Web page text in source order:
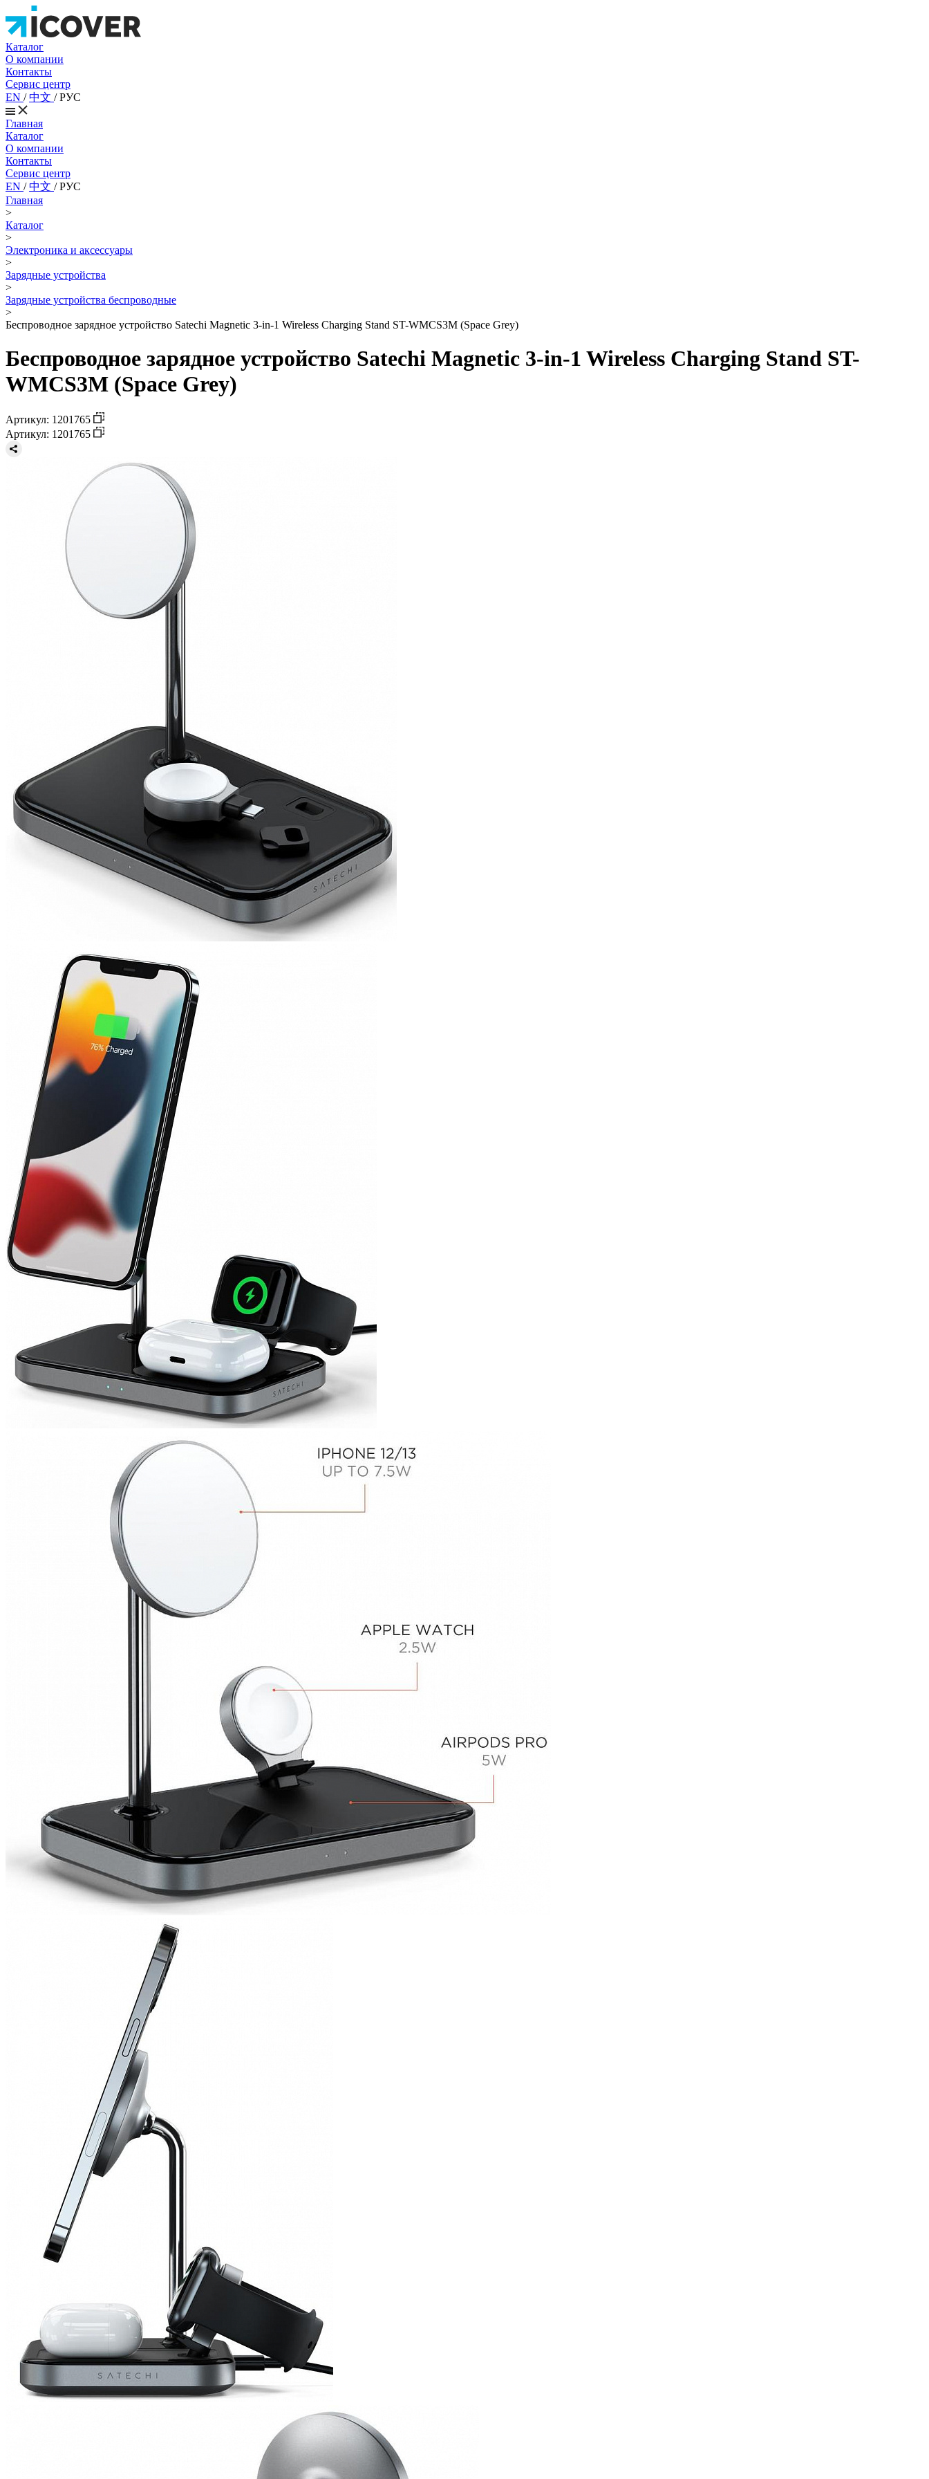
Каталог
О компании
Контакты
Сервис центр
EN /中文 /РУС
Главная
Каталог
О компании
Контакты
Сервис центр
EN /中文 /РУС
Главная
>
Каталог
>
Электроника и аксессуары
>
Зарядные устройства
>
Зарядные устройства беспроводные
>
Беспроводное зарядное устройство Satechi Magnetic 3-in-1 Wireless Charging Stand ST-WMCS3M (Space Grey)
Беспроводное зарядное устройство Satechi Magnetic 3-in-1 Wireless Charging Stand ST-
WMCS3M (Space Grey)
Артикул: 1201765
Артикул: 1201765